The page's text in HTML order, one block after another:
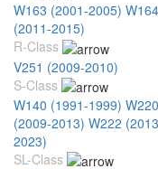
W163 (2001-2005)
(2011-2015)
R-Class
V251 (2009-2010)
S-Class
W140 (1991-1999)
(2009-2013) W222
2023)
SL-Class